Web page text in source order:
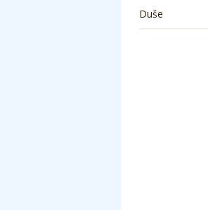
Duše